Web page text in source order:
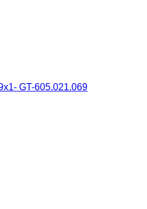
GT-605.021.069